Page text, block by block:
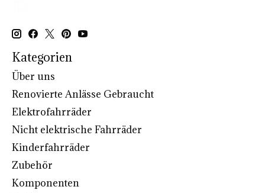
Kategorien
Über uns
Renovierte Anlässe Gebraucht
Elektrofahrräder
Nicht elektrische Fahrräder
Kinderfahrräder
Zubehör
Komponenten